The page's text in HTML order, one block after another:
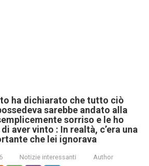
ha dichiarato che tutto ciò
sarebbe andato alla
sorriso e le ho
aver vinto : In realtà, c’era una
che lei ignorava
Notizie interessanti Author